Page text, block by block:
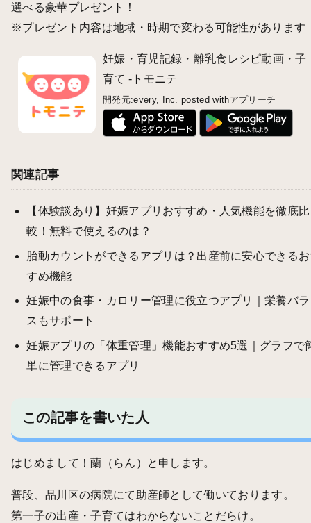
選べる豪華プレゼント！
※プレゼント内容は地域・時期で変わる可能性があります
妊娠・育児記録・離乳食レシピ動画・子
育て -トモニテ
開発元:every, Inc. posted withアプリーチ
関連記事
【体験談あり】妊娠アプリおすすめ・人気機能を徹底比
較！無料で使えるのは？
胎動カウントができるアプリは？出産前に安心できる
すめ機能
妊娠中の食事・カロリー管理に役立つアプリ｜栄養バ
スもサポート
妊娠アプリの「体重管理」機能おすすめ5選｜グラフで
単に管理できるアプリ
この記事を書いた人
はじめまして！蘭（らん）と申します。
普段、品川区の病院にて助産師として働いております。
第一子の出産・子育てはわからないことだらけ。